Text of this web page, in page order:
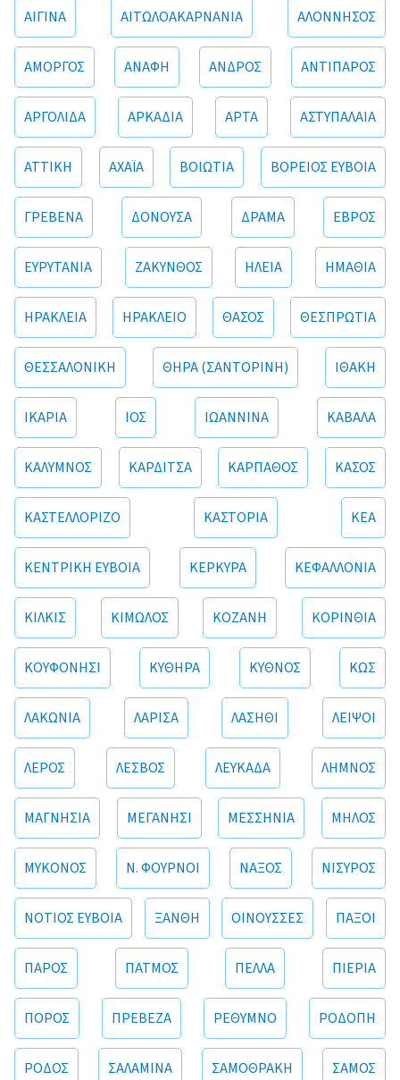
ΑΙΓΙΝΑ ΑΙΤΩΛΟΑΚΑΡΝΑΝΙΑ ΑΛΟΝΝΗΣΟΣ
ΑΜΟΡΓΟΣ ΑΝΑΦΗ ΑΝΔΡΟΣ ΑΝΤΙΠΑΡΟΣ
ΑΡΓΟΛΙΔΑ ΑΡΚΑΔΙΑ ΑΡΤΑ ΑΣΤΥΠΑΛΑΙΑ
ΑΤΤΙΚΗ ΑΧΑΪΑ ΒΟΙΩΤΙΑ ΒΟΡΕΙΟΣ ΕΥΒΟΙΑ
ΓΡΕΒΕΝΑ ΔΟΝΟΥΣΑ ΔΡΑΜΑ ΕΒΡΟΣ
ΕΥΡΥΤΑΝΙΑ ΖΑΚΥΝΘΟΣ ΗΛΕΙΑ ΗΜΑΘΙΑ
ΗΡΑΚΛΕΙΑ ΗΡΑΚΛΕΙΟ ΘΑΣΟΣ ΘΕΣΠΡΩΤΙΑ
ΘΕΣΣΑΛΟΝΙΚΗ ΘΗΡΑ (ΣΑΝΤΟΡΙΝΗ) ΙΘΑΚΗ
ΙΚΑΡΙΑ ΙΟΣ ΙΩΑΝΝΙΝΑ ΚΑΒΑΛΑ
ΚΑΛΥΜΝΟΣ ΚΑΡΔΙΤΣΑ ΚΑΡΠΑΘΟΣ ΚΑΣΟΣ
ΚΑΣΤΕΛΛΟΡΙΖΟ ΚΑΣΤΟΡΙΑ ΚΕΑ
ΚΕΝΤΡΙΚΗ ΕΥΒΟΙΑ ΚΕΡΚΥΡΑ ΚΕΦΑΛΛΟΝΙΑ
ΚΙΛΚΙΣ ΚΙΜΩΛΟΣ ΚΟΖΑΝΗ ΚΟΡΙΝΘΙΑ
ΚΟΥΦΟΝΗΣΙ ΚΥΘΗΡΑ ΚΥΘΝΟΣ ΚΩΣ
ΛΑΚΩΝΙΑ ΛΑΡΙΣΑ ΛΑΣΗΘΙ ΛΕΙΨΟΙ
ΛΕΡΟΣ ΛΕΣΒΟΣ ΛΕΥΚΑΔΑ ΛΗΜΝΟΣ
ΜΑΓΝΗΣΙΑ ΜΕΓΑΝΗΣΙ ΜΕΣΣΗΝΙΑ ΜΗΛΟΣ
ΜΥΚΟΝΟΣ Ν. ΦΟΥΡΝΟΙ ΝΑΞΟΣ ΝΙΣΥΡΟΣ
ΝΟΤΙΟΣ ΕΥΒΟΙΑ ΞΑΝΘΗ ΟΙΝΟΥΣΣΕΣ ΠΑΞΟΙ
ΠΑΡΟΣ ΠΑΤΜΟΣ ΠΕΛΛΑ ΠΙΕΡΙΑ
ΠΟΡΟΣ ΠΡΕΒΕΖΑ ΡΕΘΥΜΝΟ ΡΟΔΟΠΗ
ΡΟΔΟΣ ΣΑΛΑΜΙΝΑ ΣΑΜΟΘΡΑΚΗ ΣΑΜΟΣ